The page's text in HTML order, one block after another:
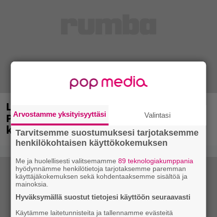
Laittomasta graffitista kiinni jäänyt
Paavo Arhinmäki jälleen spraypullo
kädessä – näitä puolueita ei kiinnosta
Arvostamme yksityisyyttäsi Valintasi
Tarvitsemme suostumuksesi tarjotaksemme
henkilökohtaisen käyttökokemuksen
Me ja huolellisesti valitsemamme89 teknologiakumppania
hyödynnämme henkilötietoja tarjotaksemme paremman
käyttäjäkokemuksen sekä kohdentaaksemme sisältöä ja
mainoksia.
Hyväksymällä suostut tietojesi käyttöön seuraavasti
Käytämme laitetunnisteita ja tallennamme evästeitä